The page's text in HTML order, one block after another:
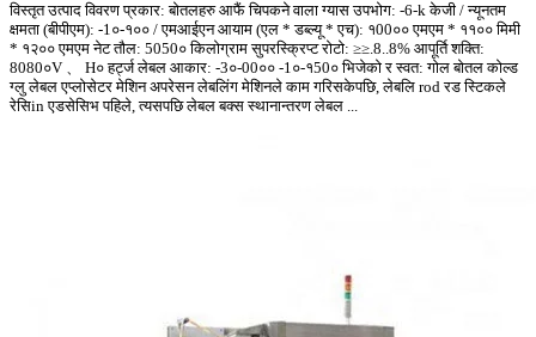
विस्तृत उत्पाद विवरण प्रकार: बोतलहरु आफैं चिपकने वाला ग्यास उपभोग: -6-k केजी / न्यूनतम
क्षमता (बीपीएम): -1०-१०० / एमआईएन आयाम (एल * डब्ल्यू * एच): १00०० एमएम * ११०० मिमी
* १२०० एमएम नेट तौल: 5050० किलोग्राम सुपरस्क्रिप्ट रोटो: ≥≥.8..8% आपूर्ति शक्ति:
8080०V 、 H० हर्ट्ज लेबल आकार: -3०-00०० -1०-१50० भिजेको र स्वत: गोल बोतल कोल्ड
ग्लु लेबल एप्लोसेटर मेशिन अपरेसन लेबलिंग मेशिनले काम गरिसकेपछि, लेबलि rod रड स्टिकले
रेसिin एडसेसिभ पहिले, त्यसपछि लेबल बक्स स्थानान्तरण लेबल ...